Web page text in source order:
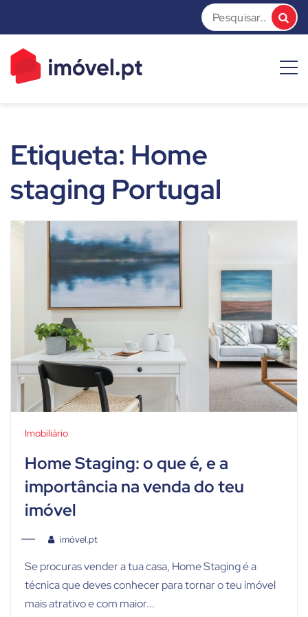
content
Etiqueta: Home
staging Portugal
Imobiliário
Home Staging: o que é, e a
importância na venda do teu
imóvel
imóvel.pt
Se procuras vender a tua casa, Home Staging é a
técnica que deves conhecer para tornar o teu imóvel
mais atrativo e com maior...